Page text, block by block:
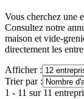
Vous cherchez une
Consultez notre
maison et vide-
directement les
Afficher :
Trier par :
1 - 11 sur 11